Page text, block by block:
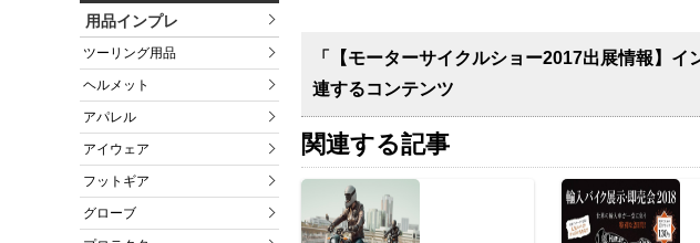
用品インプレ
ツーリング用品
ヘルメット
アパレル
アイウェア
フットギア
グローブ
「【モーターサイクルショー2017出展情報】
連するコンテンツ
関連する記事